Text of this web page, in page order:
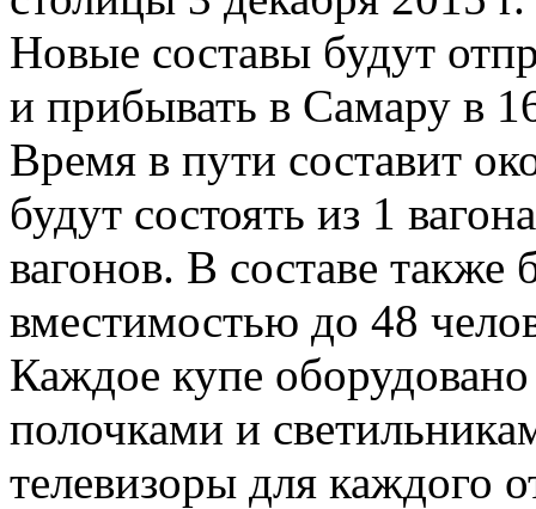
Новые составы будут
и прибывать в Самару в
Время в пути составит
будут состоять из 1
вагонов. В составе также
вместимостью до 48
Каждое купе
полочками и
телевизоры для каждого